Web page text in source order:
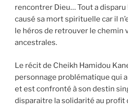
rencontrer Dieu… Tout a disparu
causé sa mort spirituelle car il
le héros de retrouver le chemin
ancestrales.
Le récit de Cheikh Hamidou
personnage problématique qui
et est confronté à son destin
disparaitre la solidarité au profit